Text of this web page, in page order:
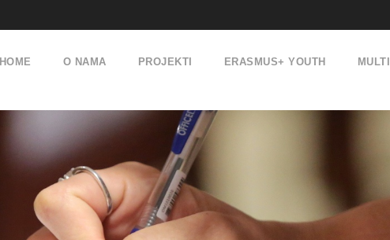
HOME O NAMA PROJEKTI ERASMUS+ YOUTH